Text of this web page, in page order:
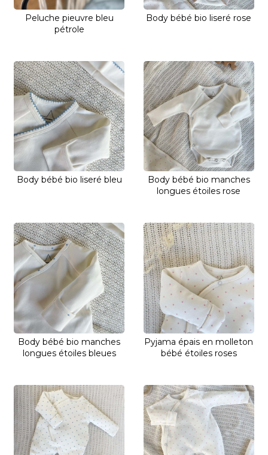
Peluche pieuvre bleu
pétrole
Body bébé bio liseré rose
Body bébé bio liseré bleu
Body bébé bio manches
longues étoiles rose
Body bébé bio manches
longues étoiles bleues
Pyjama épais en molleton
bébé étoiles roses